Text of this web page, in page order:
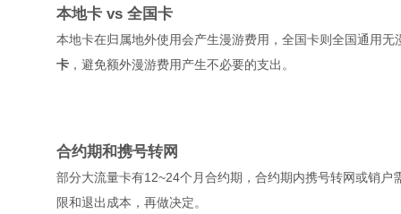
本地卡 vs 全国卡
本地卡在归属地外使用会产生漫游费用，全国卡则全国通用
卡 ，避免额外漫游费用产生不必要的支出。
合约期和携号转网
部分大流量卡有12~24个月合约期，合约期内携号转网或销户
限和退出成本，再做决定。